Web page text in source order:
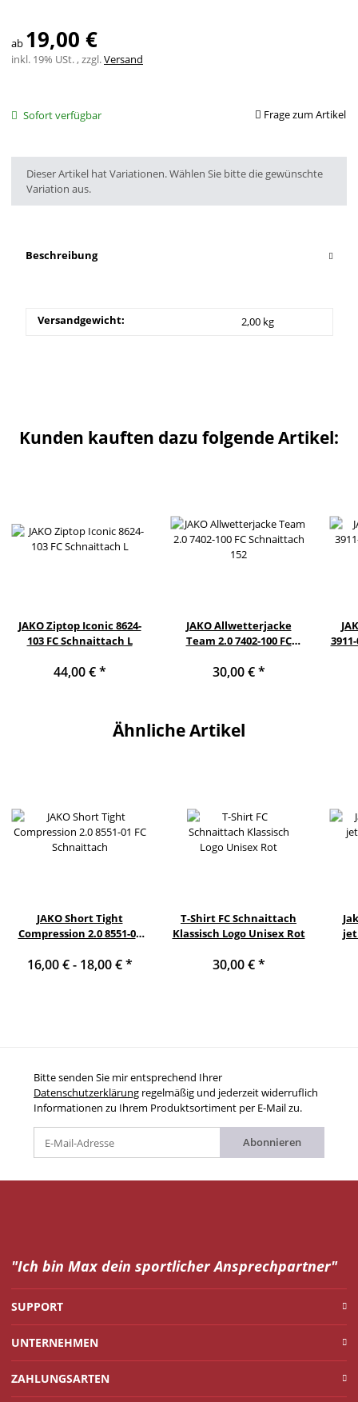
ab 19,00 €
inkl. 19% USt. , zzgl.Versand
Sofort verfügbar Frage zum Artikel
x
Dieser Artikel hat Variationen. Wählen Sie bitte die gewünschte
Variation aus.
Beschreibung
Versandgewicht: 2,00 kg
Kunden kauften dazu folgende Artikel:
JAKO Ziptop Iconic 8624-
103 FC Schnaittach L
44,00 €*
JAKO Allwetterjacke
Team 2.0 7402-100 FC
30,00 €*
Ähnliche Artikel
JAKO Short Tight
Compression 2.0 8551-01
16,00 € - 18,00 €*
T-Shirt FC Schnaittach
Klassisch Logo Unisex Rot
30,00 €*
Bitte senden Sie mir entsprechend Ihrer
Datenschutzerklärung regelmäßig und jederzeit widerruflich
Informationen zu Ihrem Produktsortiment per E-Mail zu.
Abonnieren
"Ich bin Max dein sportlicher Ansprechpartner"
SUPPORT
UNTERNEHMEN
ZAHLUNGSARTEN